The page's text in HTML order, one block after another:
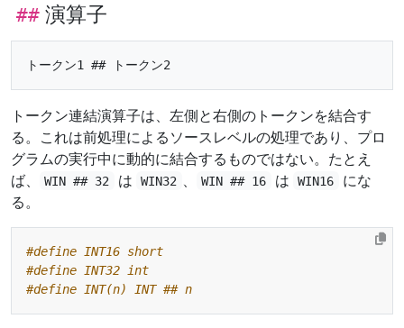
## 演算子
トークン連結演算子は、左側と右側のトークンを結合す
る。これは前処理によるソースレベルの処理であり、プロ
グラムの実行中に動的に結合するものではない。たとえ
ば、
WIN ## 32 は WIN32 、 WIN ## 16 は WIN16
にな
る。